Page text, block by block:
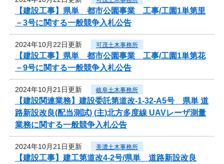
【建設工事】県単 都市公園事業 工事/工園1単第里
－3号に関する一般競争入札公告
2024年10月22日更新 可茂土木事務所
【建設工事】県単 都市公園事業 工事/工園1単第花
－9号に関する一般競争入札公告
2024年10月21日更新 岐阜土木事務所
【建設関連業務】建設委託第道改-1-32-A5号 県単 道
路新設改良(配当測試) (主)北方多度線 UAVレーザ測量
業務に関する一般競争入札公告
2024年10月21日更新 美濃土木事務所
【建設工事】建工第道改4-2号/県単 道路新設改良